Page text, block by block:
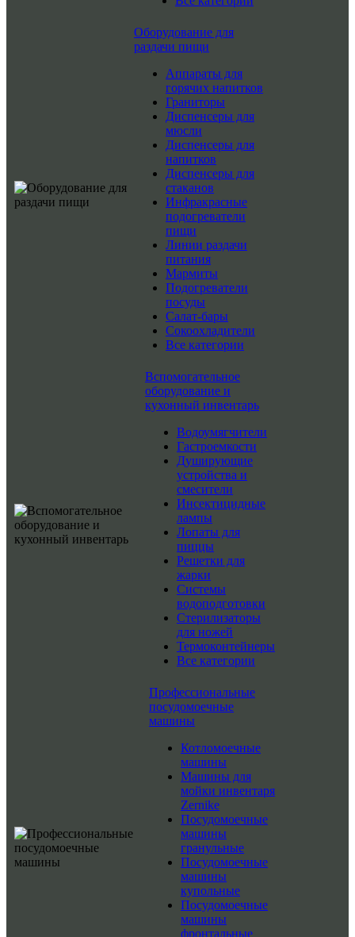
Оборудование для
раздачи пищи
Аппараты для
горячих напитков
Граниторы
Диспенсеры для
мюсли
Диспенсеры для
напитков
Диспенсеры для
стаканов
Инфракрасные
подогреватели
пищи
Линии раздачи
питания
Мармиты
Подогреватели
посуды
Салат-бары
Сокоохладители
Все категории
Вспомогательное
оборудование и
кухонный инвентарь
Водоумягчители
Гастроемкости
Душирующие
устройства и
смесители
Инсектицидные
лампы
Лопаты для
пиццы
Решетки для
жарки
Системы
водоподготовки
Стерилизаторы
для ножей
Термоконтейнеры
Все категории
Профессиональные
посудомоечные
машины
Котломоечные
машины
Машины для
мойки инвентаря
Zernike
Посудомоечные
машины
гранульные
Посудомоечные
машины
купольные
Посудомоечные
машины
фронтальные